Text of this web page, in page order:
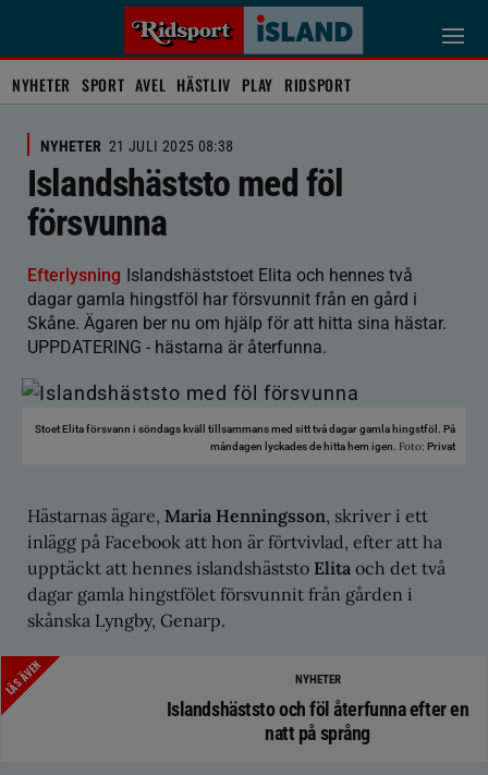
NYHETER SPORT AVEL HÄSTLIV PLAY RIDSPORT
NYHETER 21 JULI 2025 08:38
Islandshäststo med föl
försvunna
Efterlysning Islandshäststoet Elita och hennes två
dagar gamla hingstföl har försvunnit från en gård i
Skåne. Ägaren ber nu om hjälp för att hitta sina hästar.
UPPDATERING - hästarna är återfunna.
Stoet Elita försvann i söndags kväll tillsammans med sitt två dagar gamla hingstföl. På
måndagen lyckades de hitta hem igen. Foto: Privat
Hästarnas ägare, Maria Henningsson, skriver i ett
inlägg på Facebook att hon är förtvivlad, efter att ha
upptäckt att hennes islandshäststo Elita och det två
dagar gamla hingstfölet försvunnit från gården i
skånska Lyngby, Genarp.
LÄS ÄVEN NYHETER
Islandshäststo och föl återfunna efter en
natt på språng